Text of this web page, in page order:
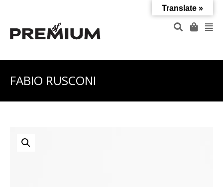
FABIO RUSCONI
Translate »